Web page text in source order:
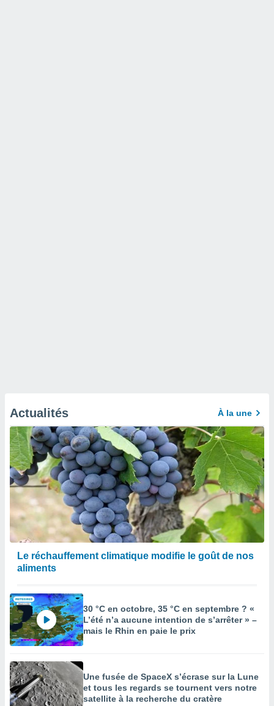
Actualités À la une
Le réchauffement climatique modifie le goût de nos
aliments
30 °C en octobre, 35 °C en septembre ? «
L’été n’a aucune intention de s’arrêter » –
mais le Rhin en paie le prix
Une fusée de SpaceX s’écrase sur la Lune
et tous les regards se tournent vers notre
satellite à la recherche du cratère